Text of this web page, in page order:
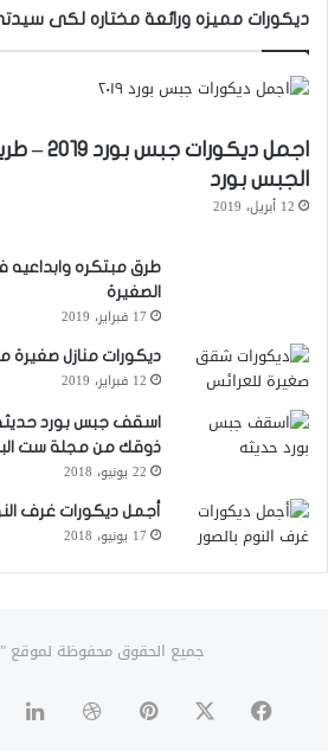
ديكورات مميزه ورائعة مختاره لكى
اجمل
الجبس بورد
12 أبريل، 2019
طرق مبتكره
الصغيرة
17 فبراير، 2019
ديكورات منازل صغيرة
12 فبراير، 2019
اسقف جبس بورد
ذوقك من مجلة ست
22 يونيو، 2018
أجمل ديكورات غرف
17 يونيو، 2018
جميع الحقوق محفوظة لموقع
فيسبوك بينتيريستدريبل